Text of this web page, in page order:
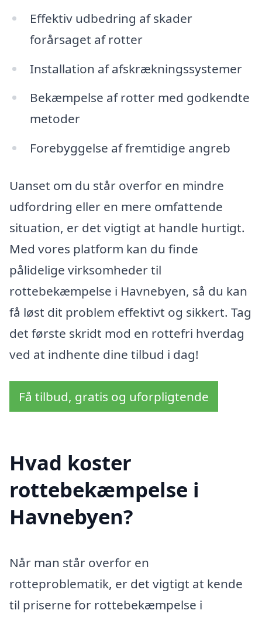
Effektiv udbedring af skader
forårsaget af rotter
Installation af afskrækningssystemer
Bekæmpelse af rotter med godkendte
metoder
Forebyggelse af fremtidige angreb
Uanset om du står overfor en mindre
udfordring eller en mere omfattende
situation, er det vigtigt at handle hurtigt.
Med vores platform kan du finde
pålidelige virksomheder til
rottebekæmpelse i Havnebyen, så du kan
få løst dit problem effektivt og sikkert. Tag
det første skridt mod en rottefri hverdag
ved at indhente dine tilbud i dag!
Få tilbud, gratis og uforpligtende
Hvad koster
rottebekæmpelse i
Havnebyen?
Når man står overfor en
rotteproblematik, er det vigtigt at kende
til priserne for rottebekæmpelse i